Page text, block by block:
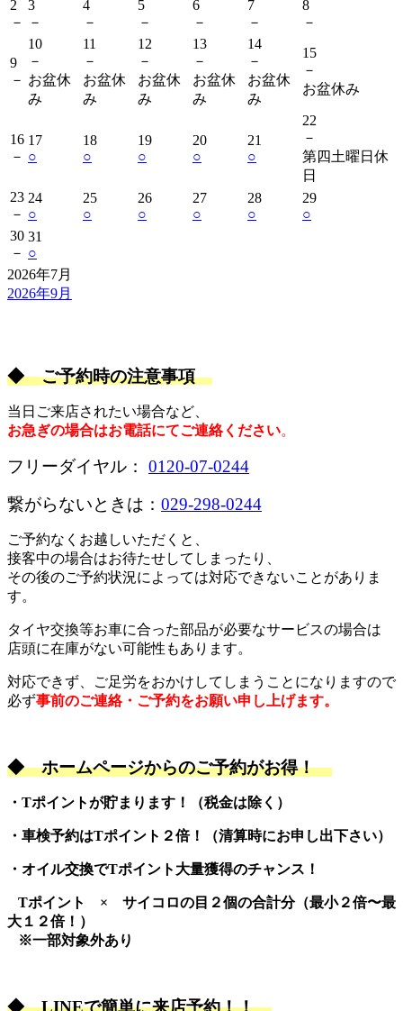
2
－
3
－
4
－
5
－
6
－
7
－
8
－
9
－
10
－
お盆休
み
11
－
お盆休
み
12
－
お盆休
み
13
－
お盆休
み
14
－
お盆休
み
15
－
お盆休み
16
－
17
○
18
○
19
○
20
○
21
○
22
－
第四土曜日休
日
23
－
24
○
25
○
26
○
27
○
28
○
29
○
30
－
31
○
2026年7月
2026年9月
◆ご予約時の注意事項
当日ご来店されたい場合など、
お急ぎの場合はお電話にてご連絡ください。
フリーダイヤル： 0120-07-0244
繋がらないときは： 029-298-0244
ご予約なくお越しいただくと、
接客中の場合はお待たせしてしまったり、
その後のご予約状況によっては対応できないことがありま
す。
タイヤ交換等お車に合った部品が必要なサービスの場合は
店頭に在庫がない可能性もあります。
対応できず、ご足労をおかけしてしまうことになりますので
必ず事前のご連絡・ご予約をお願い申し上げます。
◆ホームページからのご予約がお得！
・Tポイントが貯まります！（税金は除く）
・車検予約はTポイント２倍！ （清算時にお申し出下さい）
・オイル交換でTポイント大量獲得のチャンス！
Tポイント × サイコロの目２個の合計分（最小２倍〜最
大１２倍！）
※一部対象外あり
◆LINEで簡単に来店予約！！